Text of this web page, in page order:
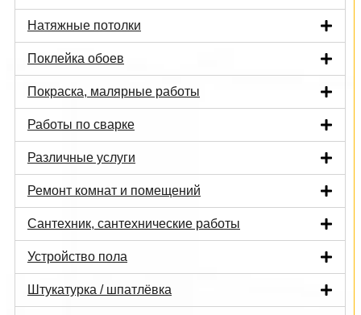
Натяжные потолки
Поклейка обоев
Покраска, малярные работы
Работы по сварке
Различные услуги
Ремонт комнат и помещений
Сантехник, сантехнические работы
Устройство пола
Штукатурка / шпатлёвка